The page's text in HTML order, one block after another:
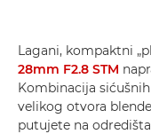
Lagani, kompaktni
28mm F2.8 STM
Kombinacija
velikog otvora
putujete na